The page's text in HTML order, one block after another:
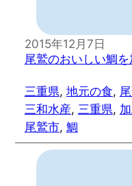
2015年12月7日
尾鷲のおいしい鯛
三重県, 地元の食,
三和水産, 三重県,
尾鷲市, 鯛